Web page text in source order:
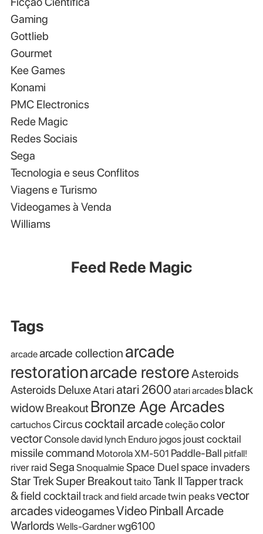
Gaming
Gottlieb
Gourmet
Kee Games
Konami
PMC Electronics
Rede Magic
Redes Sociais
Sega
Tecnologia e seus Conflitos
Viagens e Turismo
Videogames à Venda
Williams
Feed Rede Magic
Tags
arcadearcade collection arcade
restorationarcade restoreAsteroids
Asteroids DeluxeAtariatari 2600 atari arcades black
widowBreakoutBronze Age Arcades
cartuchosCircuscocktail arcadecoleçãocolor
vectorConsoledavid lynch Enduro jogos joust cocktail
missile command Motorola XM-501 Paddle-Ball pitfall!
river raidSega Snoqualmie Space Duelspace invaders
Star TrekSuper BreakouttaitoTank IITappertrack
& field cocktail track and field arcadetwin peaksvector
arcadesvideogamesVideo Pinball Arcade
Warlords Wells-Gardnerwg6100